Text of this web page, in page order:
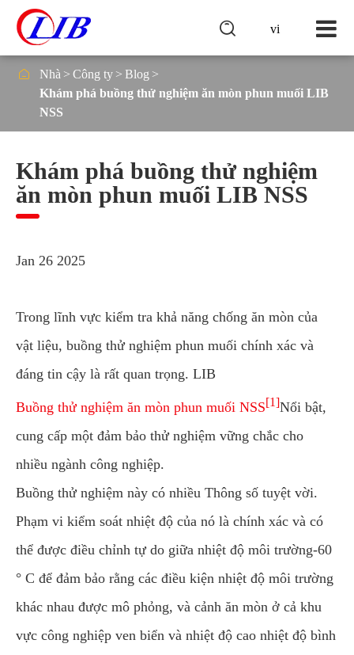
vi

 Nhà Công ty
Blog
Khám phá buồng thử nghiệm ăn mòn phun muối LIB
NSS
Khám phá buồng thử nghiệm
ăn mòn phun muối LIB NSS
Jan 26 2025
Trong lĩnh vực kiểm tra khả năng chống ăn mòn của
vật liệu, buồng thử nghiệm phun muối chính xác và
đáng tin cậy là rất quan trọng. LIB
Buồng thử nghiệm ăn mòn phun muối NSS[1]Nổi bật,
cung cấp một đảm bảo thử nghiệm vững chắc cho
nhiều ngành công nghiệp.
Buồng thử nghiệm này có nhiều Thông số tuyệt vời.
Phạm vi kiểm soát nhiệt độ của nó là chính xác và có
thể được điều chỉnh tự do giữa nhiệt độ môi trường-60
° C để đảm bảo rằng các điều kiện nhiệt độ môi trường
khác nhau được mô phỏng, và cảnh ăn mòn ở cả khu
vực công nghiệp ven biển và nhiệt độ cao nhiệt độ bình